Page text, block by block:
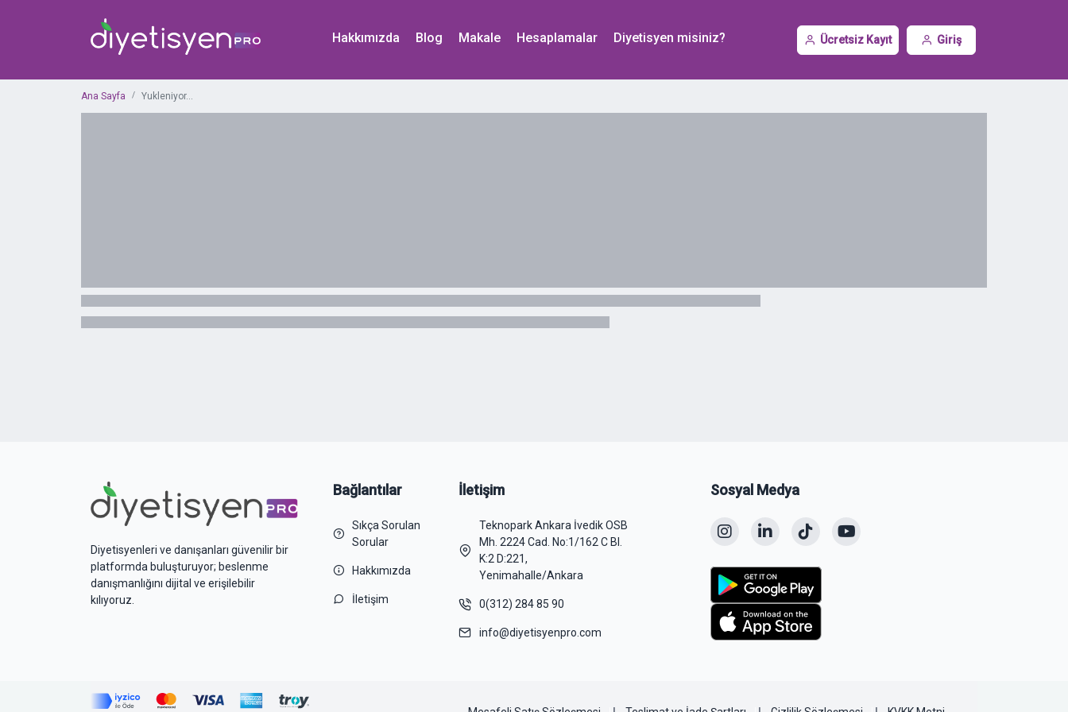
Hakkımızda Blog Makale Hesaplamalar Diyetisyen misiniz? Ücretsiz Kayıt Giriş
Ana Sayfa Yukleniyor...
Diyetisyenleri ve danışanları güvenilir bir
platformda buluşturuyor; beslenme
danışmanlığını dijital ve erişilebilir
kılıyoruz.
Bağlantılar
Sıkça Sorulan
Sorular
Hakkımızda
İletişim
İletişim
Teknopark Ankara İvedik OSB
Mh. 2224 Cad. No:1/162 C Bl.
K:2 D:221,
Yenimahalle/Ankara
0(312) 284 85 90
info@diyetisyenpro.com
Sosyal Medya